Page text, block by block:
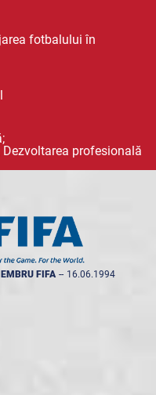
fotbalului în
Dezvoltarea profesională
FIFA -- 16.06.1994